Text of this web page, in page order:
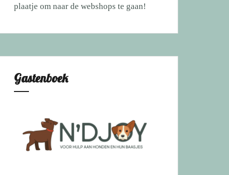
plaatje om naar de webshops te gaan!
Gastenboek